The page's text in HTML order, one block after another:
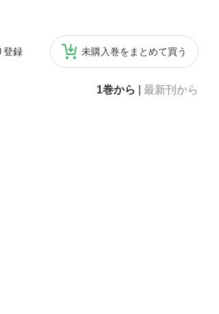
登録 未購入巻をまとめて買う
1巻から 最新刊から